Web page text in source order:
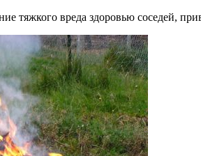
тяжкого вреда здоровью соседей,